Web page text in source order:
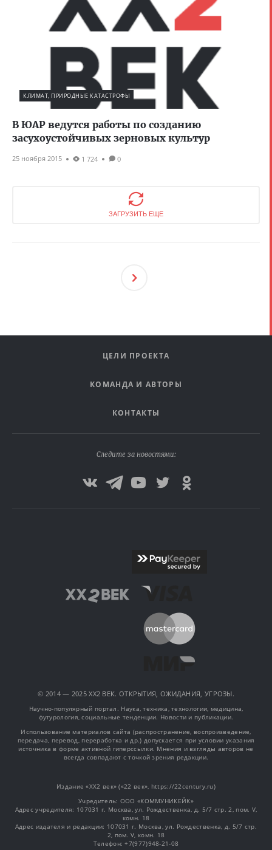
КЛИМАТ, ПРИРОДНЫЕ КАТАСТРОФЫ
В ЮАР ведутся работы по созданию
засухоустойчивых зерновых культур
25 ноября 2015 1 724 0
ЗАГРУЗИТЬ ЕЩЕ
Ующ
ЦЕЛИ ПРОЕКТА
КОМАНДА И АВТОРЫ
КОНТАКТЫ
Следите за новостями:
© 2014 — 2025 XX2 ВЕК. ОТКРЫТИЯ, ОЖИДАНИЯ, УГРОЗЫ.
Научно-популярный портал. Наука, техника, технологии, медицина,
футурология, социальные тенденции. Новости и публикации.
Использование материалов сайта (распространение, воспроизведение,
передача, перевод, переработка и др.) допускается при условии указания
источника в форме активной гиперссылки. Мнения и взгляды авторов не
всегда совпадают с точкой зрения редакции.
Издание «XX2 век» («22 век», https://22century.ru)
Учредитель: OOO «КОММУНИКЕЙК»
Адрес учредителя: 107031 г. Москва, ул. Рождественка, д. 5/7 стр. 2, пом. V,
комн. 18
Адрес издателя и редакции: 107031 г. Москва, ул. Рождественка, д. 5/7 стр.
2, пом. V, комн. 18
Телефон: +7(977)948-21-08